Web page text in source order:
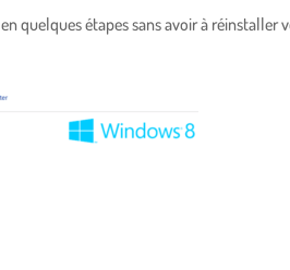
quelques étapes sans avoir à réinstaller